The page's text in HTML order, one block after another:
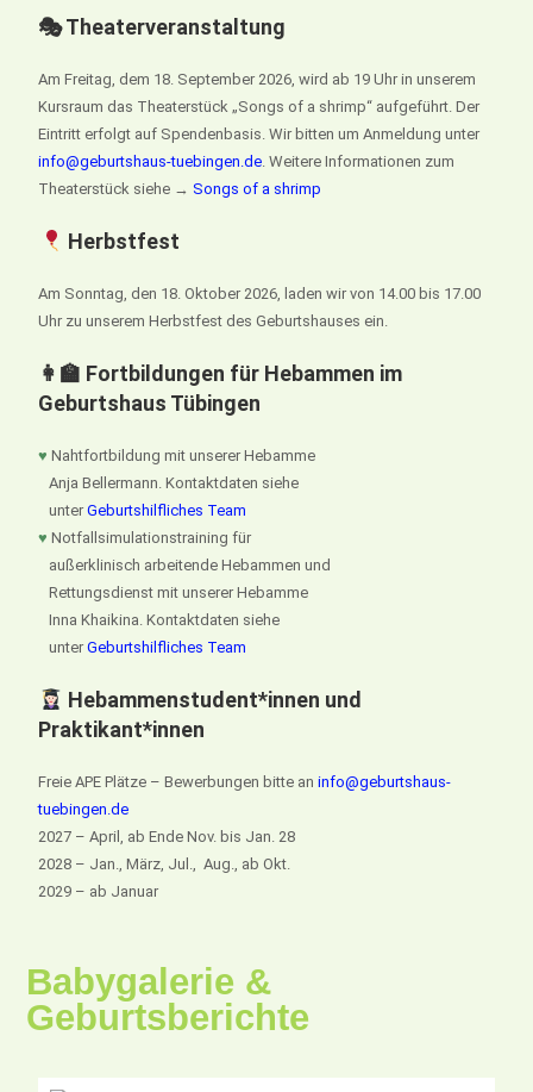
🎭 Theaterveranstaltung
Am Freitag, dem 18. September 2026, wird ab 19 Uhr in unserem
Kursraum das Theaterstück „Songs of a shrimp“ aufgeführt. Der
Eintritt erfolgt auf Spendenbasis. Wir bitten um Anmeldung unter
info@geburtshaus-tuebingen.de. Weitere Informationen zum
Theaterstück siehe →Songs of a shrimp
Herbstfest
Am Sonntag, den 18. Oktober 2026, laden wir von 14.00 bis 17.00
Uhr zu unserem Herbstfest des Geburtshauses ein.
👩‍🏫 Fortbildungen für Hebammen im
Geburtshaus Tübingen
♥ Nahtfortbildung mit unserer Hebamme
Anja Bellermann. Kontaktdaten siehe
unterGeburtshilfliches Team
♥ Notfallsimulationstraining für
außerklinisch arbeitende Hebammen und
Rettungsdienst mit unserer Hebamme
Inna Khaikina. Kontaktdaten siehe
unterGeburtshilfliches Team
Hebammenstudent*innen und
Praktikant*innen
Freie APE Plätze – Bewerbungen bitte aninfo@geburtshaus-
tuebingen.de
2027 – April, ab Ende Nov. bis Jan. 28
2028 – Jan., März, Jul., Aug., ab Okt.
2029 – ab Januar
Babygalerie &
Geburtsberichte